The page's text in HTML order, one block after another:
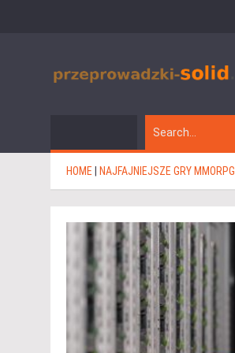
HOME NAJFAJNIEJSZE GRY MMORPG